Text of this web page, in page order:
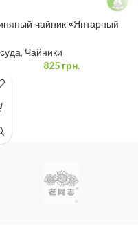
чайник «Янтарный
, Чайники
825грн.